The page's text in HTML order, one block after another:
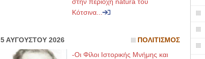
Κότσινα...
5 ΑΥΓΟΥΣΤΟΥ 2026 ΠΟΛΙΤΙΣΜΟΣ
-Οι Φίλοι Ιστορικής Μνήμης και